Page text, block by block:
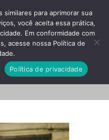
similares para aprimorar sua
você aceita essa prática,
Em conformidade com
acesse nossa Política de
Política de privacidade